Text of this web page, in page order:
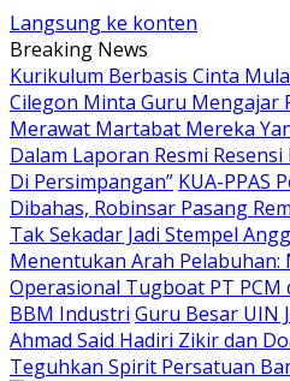
Langsung ke konten
Breaking News
Kurikulum Berbasis Cinta
Cilegon Minta Guru Mengajar
Merawat Martabat Mereka
Dalam Laporan Resmi
Di Persimpangan” KUA-PPAS
Dibahas, Robinsar Pasang
Tak Sekadar Jadi Stempel
Menentukan Arah Pelabuhan:
Operasional Tugboat PT
BBM Industri Guru Besar UIN
Ahmad Said Hadiri Zikir dan
Teguhkan Spirit Persatuan